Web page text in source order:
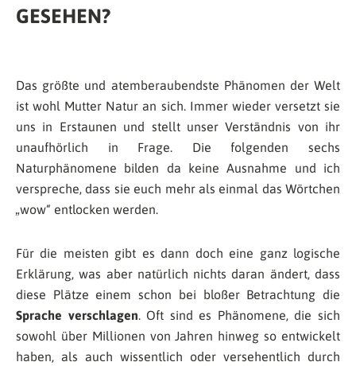
GESEHEN?
Das größte und atemberaubendste Phänomen der Welt
ist wohl Mutter Natur an sich. Immer wieder versetzt sie
uns in Erstaunen und stellt unser Verständnis von ihr
unaufhörlich in Frage. Die folgenden sechs
Naturphänomene bilden da keine Ausnahme und ich
verspreche, dass sie euch mehr als einmal das Wörtchen
„wow“ entlocken werden.
Für die meisten gibt es dann doch eine ganz logische
Erklärung, was aber natürlich nichts daran ändert, dass
diese Plätze einem schon bei bloßer Betrachtung die
Sprache verschlagen. Oft sind es Phänomene, die sich
sowohl über Millionen von Jahren hinweg so entwickelt
haben, als auch wissentlich oder versehentlich durch